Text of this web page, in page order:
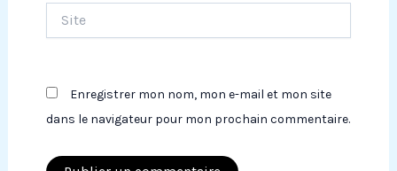
Enregistrer mon nom, mon e-mail et mon site
dans le navigateur pour mon prochain commentaire.